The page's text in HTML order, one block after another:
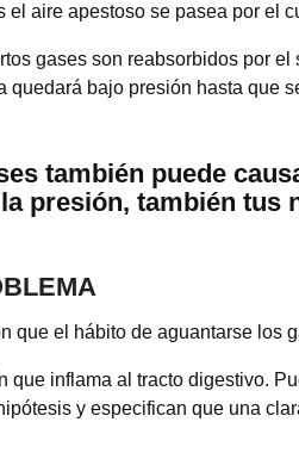
el aire apestoso se pasea por el
gases son reabsorbidos por
quedará bajo presión hasta que
también puede
presión, también tus
que el hábito de aguantarse los
que inflama al tracto digestivo.
y especifican que una